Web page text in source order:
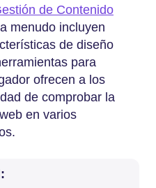
de Contenido
menudo incluyen
de diseño
para
ofrecen a los
de comprobar la
en varios